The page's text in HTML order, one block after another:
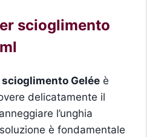
scioglimento
Gelée è
delicatamente il
l’unghia
è fondamentale